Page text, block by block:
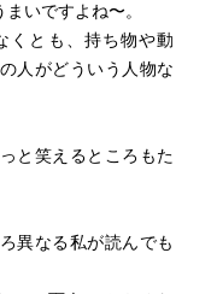
いですよね〜。
くとも、持ち物や動
人がどういう人物な
と笑えるところもた
異なる私が読んでも